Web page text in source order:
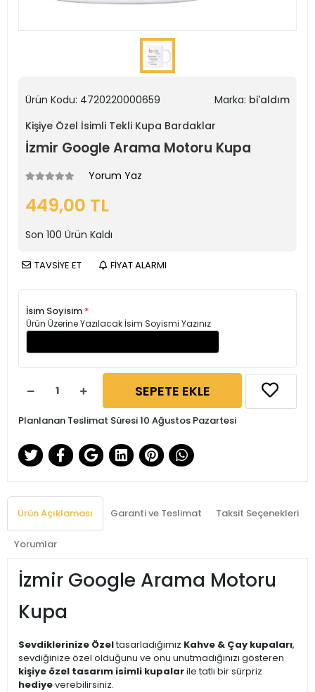
Ürün Kodu: 4720220000659 Marka: bi'aldım
Kişiye Özel İsimli Tekli Kupa Bardaklar
İzmir Google Arama Motoru Kupa
Yorum Yaz
449,00 TL
Son 100 Ürün Kaldı
TAVSİYE ET FİYAT ALARMI
İsim Soyisim *
Ürün Üzerine Yazılacak İsim Soyismi Yazınız
SEPETE EKLE
Planlanan Teslimat Süresi 10 Ağustos Pazartesi
Ürün Açıklaması Garanti ve Teslimat Taksit Seçenekleri
Yorumlar
İzmir Google Arama Motoru
Kupa
Sevdiklerinize Özeltasarladığımız Kahve & Çay kupaları,
sevdiğinize özel olduğunu ve onu unutmadığınızı gösteren
kişiye özel tasarım isimli kupalarile tatlı bir sürpriz
hediyeverebilirsiniz.